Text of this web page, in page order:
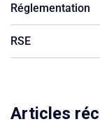
Réglementation
RSE
Articles